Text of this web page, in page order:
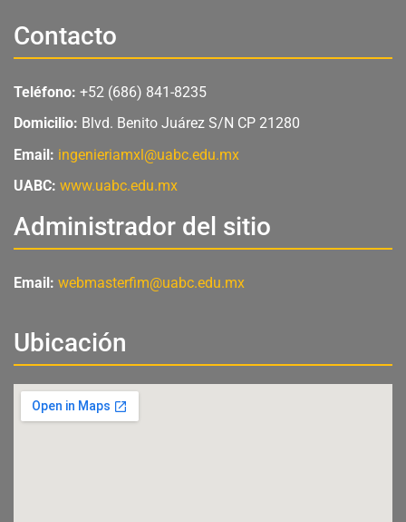
e
b
o
k
u
b
g
a
m
Contacto
Teléfono: +52 (686) 841-8235
Domicilio: Blvd. Benito Juárez S/N CP 21280
Email: ingenieriamxl@uabc.edu.mx
UABC: www.uabc.edu.mx
Administrador del sitio
Email: webmasterfim@uabc.edu.mx
Ubicación